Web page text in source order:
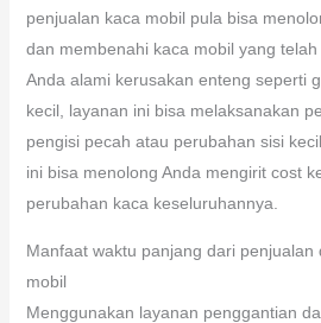
penjualan kaca mobil pula bisa
dan membenahi kaca mobil yang
Anda alami kerusakan enteng seperti
kecil, layanan ini bisa melaksanakan
pengisi pecah atau perubahan sisi
ini bisa menolong Anda mengirit cost
perubahan kaca keseluruhannya.
Manfaat waktu panjang dari penjualan
mobil
Menggunakan layanan penggantian